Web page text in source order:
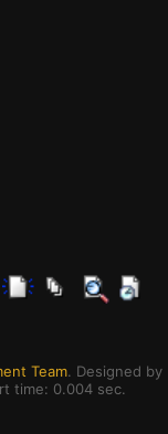
Team. Designed by
time: 0.004 sec.